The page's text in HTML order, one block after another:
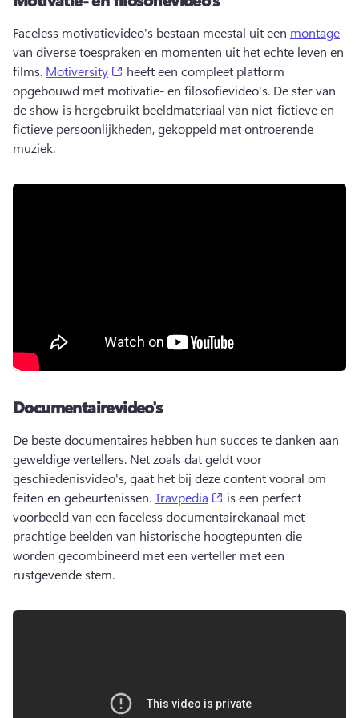
Faceless motivatievideo's bestaan meestal uit een montage
van diverse toespraken en momenten uit het echte leven en
films. Motiversity (opens in a new tab)
heeft een compleet platform
opgebouwd met motivatie- en filosofievideo's. De ster van
de show is hergebruikt beeldmateriaal van niet-fictieve en
fictieve persoonlijkheden, gekoppeld met ontroerende
muziek.
Documentairevideo's
De beste documentaires hebben hun succes te danken aan
geweldige vertellers. Net zoals dat geldt voor
geschiedenisvideo's, gaat het bij deze content vooral om
feiten en gebeurtenissen. Travpedia (opens in a new tab)
is een perfect
voorbeeld van een faceless documentairekanaal met
prachtige beelden van historische hoogtepunten die
worden gecombineerd met een verteller met een
rustgevende stem.